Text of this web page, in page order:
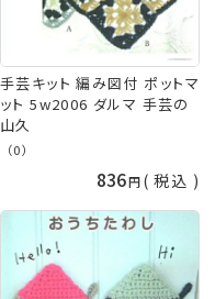
手芸キット 編み図付 ポットマ
ット 5w2006 ダルマ 手芸の
山久
（0）
836 税込